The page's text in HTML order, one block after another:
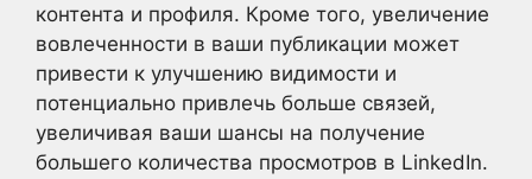
контента и профиля. Кроме того, увеличение
вовлеченности в ваши публикации может
привести к улучшению видимости и
потенциально привлечь больше связей,
увеличивая ваши шансы на получение
большего количества просмотров в LinkedIn.